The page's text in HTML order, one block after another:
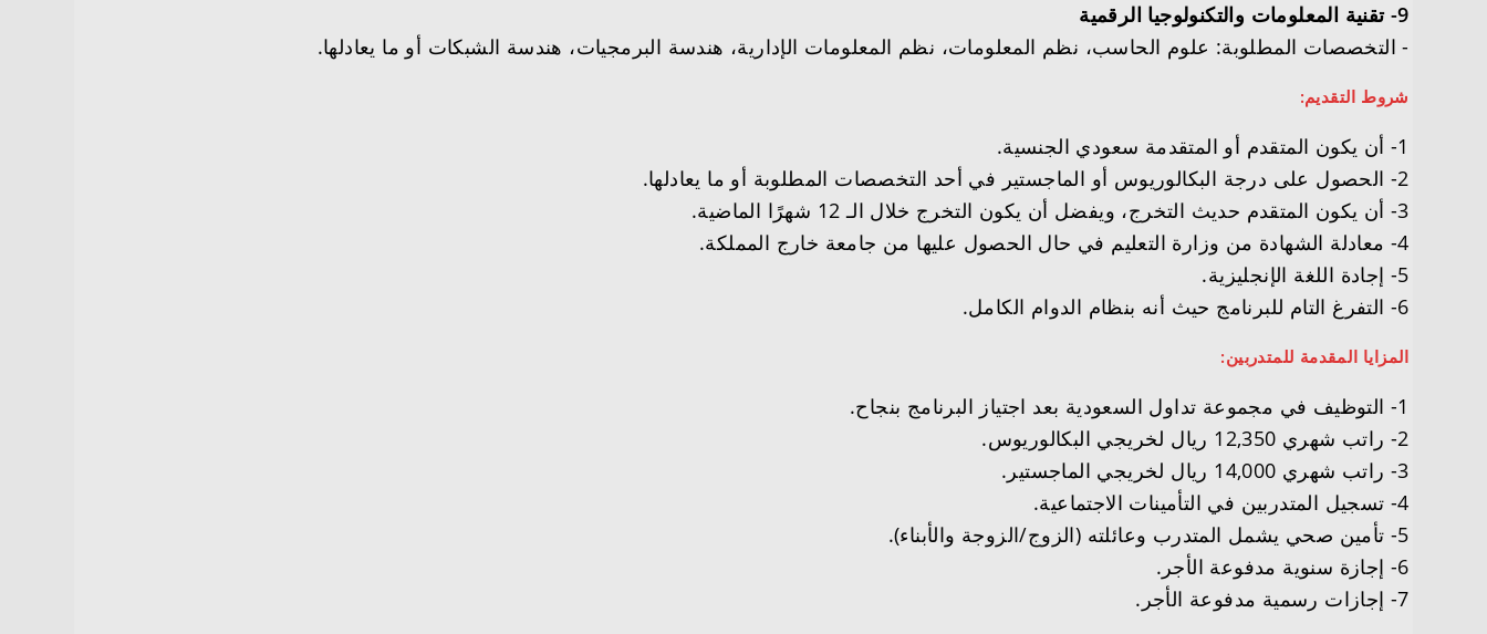
9- تقنية المعلومات والتكنولوجيا الرقمية
­- التخصصات المطلوبة: علوم الحاسب، نظم المعلومات، نظم المعلومات الإدارية، هندسة البرمجيات، هندسة الشبكات أو ما يعادلها.
شروط التقديم:
1- أن يكون المتقدم أو المتقدمة سعودي الجنسية.
2- الحصول على درجة البكالوريوس أو الماجستير في أحد التخصصات المطلوبة أو ما يعادلها.
3- أن يكون المتقدم حديث التخرج، ويفضل أن يكون التخرج خلال الـ 12 شهرًا الماضية.
4- معادلة الشهادة من وزارة التعليم في حال الحصول عليها من جامعة خارج المملكة.
5- إجادة اللغة الإنجليزية.
6- التفرغ التام للبرنامج حيث أنه بنظام الدوام الكامل.
المزايا المقدمة للمتدربين:
1- التوظيف في مجموعة تداول السعودية بعد اجتياز البرنامج بنجاح.
2- راتب شهري 12,350 ريال لخريجي البكالوريوس.
3- راتب شهري 14,000 ريال لخريجي الماجستير.
4- تسجيل المتدربين في التأمينات الاجتماعية.
5- تأمين صحي يشمل المتدرب وعائلته (الزوج/الزوجة والأبناء).
6- إجازة سنوية مدفوعة الأجر.
7- إجازات رسمية مدفوعة الأجر.